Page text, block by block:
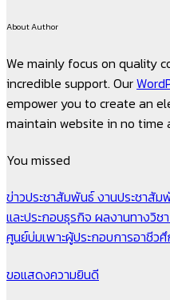
About Author
We mainly focus on quality
incredible support. Our
empower you to create an
maintain website in no time
You missed
ข่าวประชาสัมพันธ์งานประชาสัม
และประกอบธุรกิจ ผลงานทางวิช
ศูนย์บ่มเพาะผู้ประกอบการอาชีว
ขอแสดงความยินดี